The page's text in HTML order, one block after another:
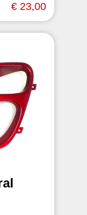
€ 23,00